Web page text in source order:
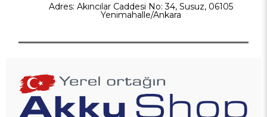
Adres: Akıncılar Caddesi No: 34, Susuz, 06105
Yenimahalle/Ankara